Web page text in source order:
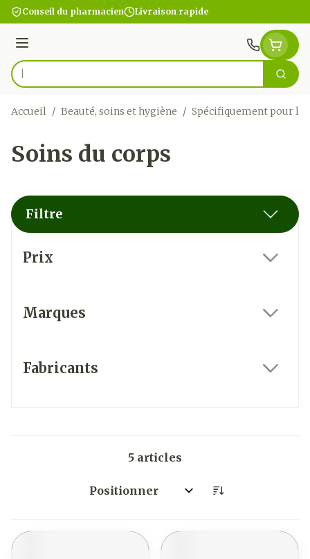
Aller au contenu
Conseil du pharmacien Livraison rapide
Menu
Rechercher
Accueil / Beauté, soins et hygiène / Spécifiquement pour
Soins du corps
Filtre
Prix
Marques
Fabricants
5 articles
Trier par: